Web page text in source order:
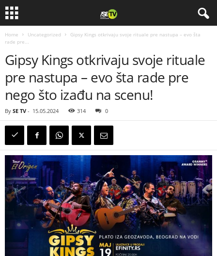
Home Uncategorized
Gipsy Kings otkrivaju svoje rituale pre nastupa – evo šta
rade pre...
Gipsy Kings otkrivaju svoje rituale
pre nastupa – evo šta rade pre
nego što izađu na scenu!
By SE TV - 15.05.2024 314 0